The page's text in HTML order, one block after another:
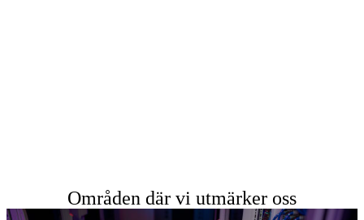
Områden där vi utmärker oss